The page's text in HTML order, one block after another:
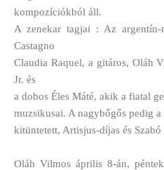
kompozíciókból áll.
A zenekar tagjai : Az argentín-
Castagno
Claudia Raquel, a gitáros, Oláh
Jr. és
a dobos Éles Máté, akik a fiatal
muzsikusai. A nagybőgős pedig
kitüntetett, Artisjus-díjas és
Oláh Vilmos április 8-án,